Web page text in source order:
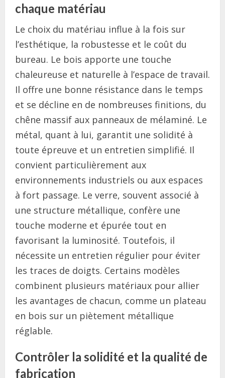
chaque matériau
Le choix du matériau influe à la fois sur
l’esthétique, la robustesse et le coût du
bureau. Le bois apporte une touche
chaleureuse et naturelle à l’espace de travail.
Il offre une bonne résistance dans le temps
et se décline en de nombreuses finitions, du
chêne massif aux panneaux de mélaminé. Le
métal, quant à lui, garantit une solidité à
toute épreuve et un entretien simplifié. Il
convient particulièrement aux
environnements industriels ou aux espaces
à fort passage. Le verre, souvent associé à
une structure métallique, confère une
touche moderne et épurée tout en
favorisant la luminosité. Toutefois, il
nécessite un entretien régulier pour éviter
les traces de doigts. Certains modèles
combinent plusieurs matériaux pour allier
les avantages de chacun, comme un plateau
en bois sur un piètement métallique
réglable.
Contrôler la solidité et la qualité de
fabrication